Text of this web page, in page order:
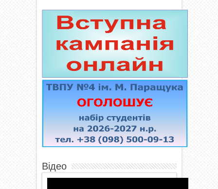
Відео